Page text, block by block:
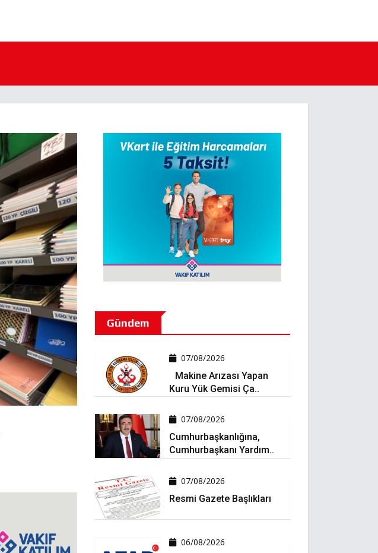
Gündem
07/08/2026
Makine Arızası Yapan
Kuru Yük Gemisi Ça..
07/08/2026
Cumhurbaşkanlığına,
Cumhurbaşkanı Yardım..
07/08/2026
Resmi Gazete Başlıkları
06/08/2026